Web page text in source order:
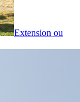
Extension ou